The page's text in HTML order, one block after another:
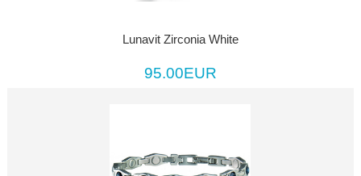
Lunavit Zirconia White
95.00EUR